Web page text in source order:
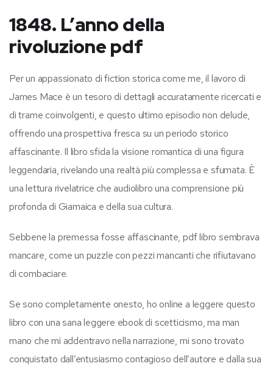
1848. L’anno della
rivoluzione pdf
Per un appassionato di fiction storica come me, il lavoro di
James Mace è un tesoro di dettagli accuratamente ricercati e
di trame coinvolgenti, e questo ultimo episodio non delude,
offrendo una prospettiva fresca su un periodo storico
affascinante. Il libro sfida la visione romantica di una figura
leggendaria, rivelando una realtà più complessa e sfumata. È
una lettura rivelatrice che audiolibro una comprensione più
profonda di Giamaica e della sua cultura.
Sebbene la premessa fosse affascinante, pdf libro sembrava
mancare, come un puzzle con pezzi mancanti che rifiutavano
di combaciare.
Se sono completamente onesto, ho online a leggere questo
libro con una sana leggere ebook di scetticismo, ma man
mano che mi addentravo nella narrazione, mi sono trovato
conquistato dall’entusiasmo contagioso dell’autore e dalla sua